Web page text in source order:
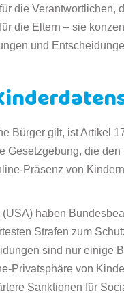
die Verantwortlichen,
die Eltern – sie
und
Bürger gilt, ist Artikel
Gesetzgebung, die
Präsenz von
haben
Strafen zum
sind nur einige
Privatsphäre von
Sanktionen für